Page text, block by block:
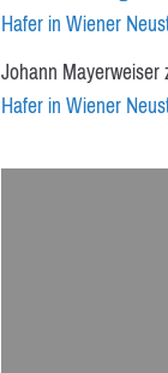
Hafer in Wiener
Johann Mayerweiser
Hafer in Wiener